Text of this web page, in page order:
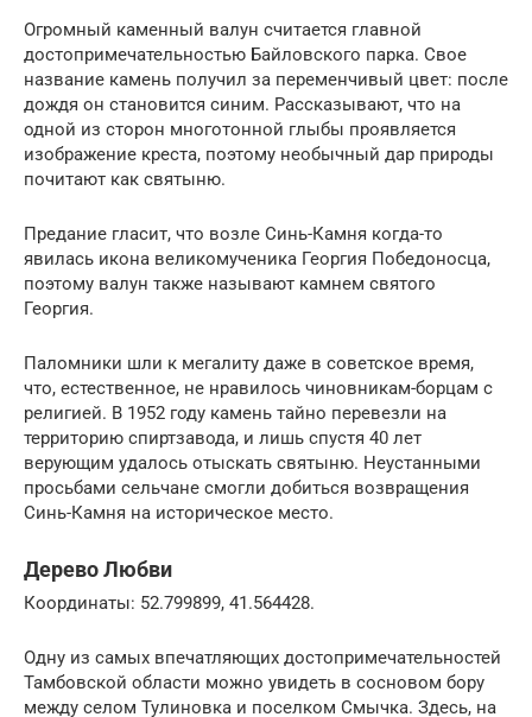
Огромный каменный валун считается главной
достопримечательностью Байловского парка. Свое
название камень получил за переменчивый цвет: после
дождя он становится синим. Рассказывают, что на
одной из сторон многотонной глыбы проявляется
изображение креста, поэтому необычный дар природы
почитают как святыню.
Предание гласит, что возле Синь-Камня когда-то
явилась икона великомученика Георгия Победоносца,
поэтому валун также называют камнем святого
Георгия.
Паломники шли к мегалиту даже в советское время,
что, естественное, не нравилось чиновникам-борцам с
религией. В 1952 году камень тайно перевезли на
территорию спиртзавода, и лишь спустя 40 лет
верующим удалось отыскать святыню. Неустанными
просьбами сельчане смогли добиться возвращения
Синь-Камня на историческое место.
Дерево Любви
Координаты: 52.799899, 41.564428.
Одну из самых впечатляющих достопримечательностей
Тамбовской области можно увидеть в сосновом бору
между селом Тулиновка и поселком Смычка. Здесь, на